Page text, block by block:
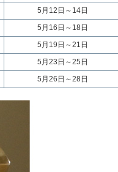
5月12日～14日
5月16日～18日
5月19日～21日
5月23日～25日
5月26日～28日